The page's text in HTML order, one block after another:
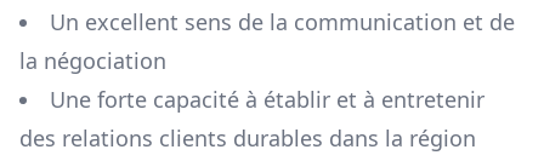
Un excellent sens de la communication et de
la négociation
Une forte capacité à établir et à entretenir
des relations clients durables dans la région